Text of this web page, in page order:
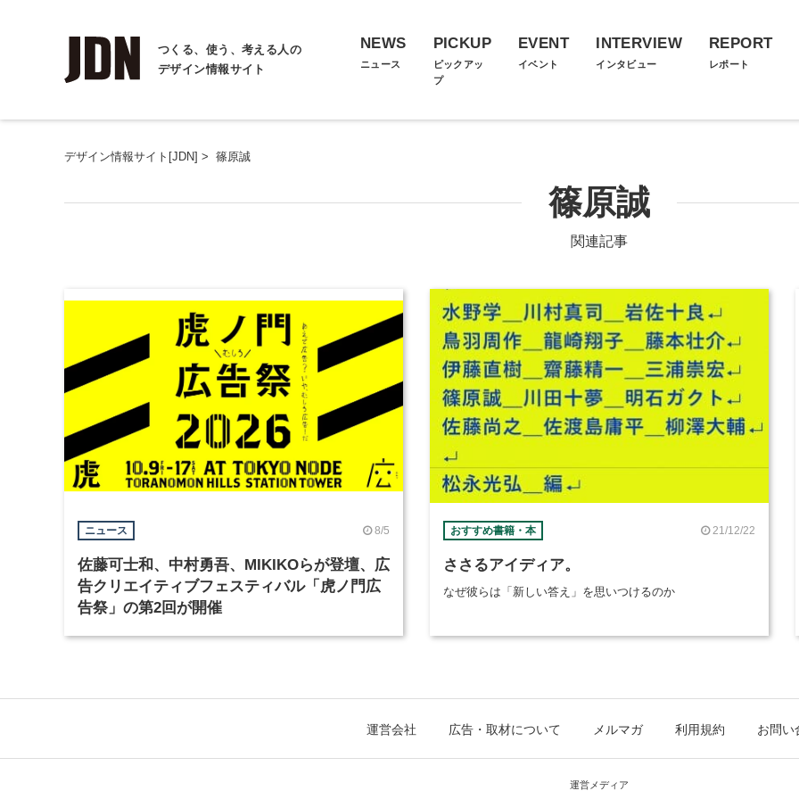
つくる、使う、考える人の
デザイン情報サイト
NEWS
ニュース
PICKUP
ピックアッ
プ
EVENT
イベント
INTERVIEW
インタビュー
REPORT
レポート
デザイン情報サイト[JDN] > 篠原誠
篠原誠
関連記事
ニュース 8/5
佐藤可士和、中村勇吾、MIKIKOらが登壇、広
告クリエイティブフェスティバル「虎ノ門広
告祭」の第2回が開催
おすすめ書籍・本 21/12/22
ささるアイディア。
なぜ彼らは「新しい答え」を思いつけるのか
運営会社 広告・取材について メルマガ 利用規約 お問い
運営メディア